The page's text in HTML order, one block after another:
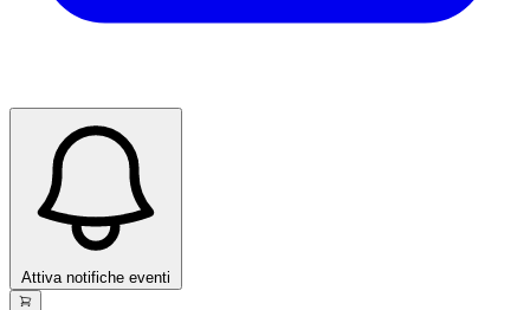
Attiva notifiche eventi